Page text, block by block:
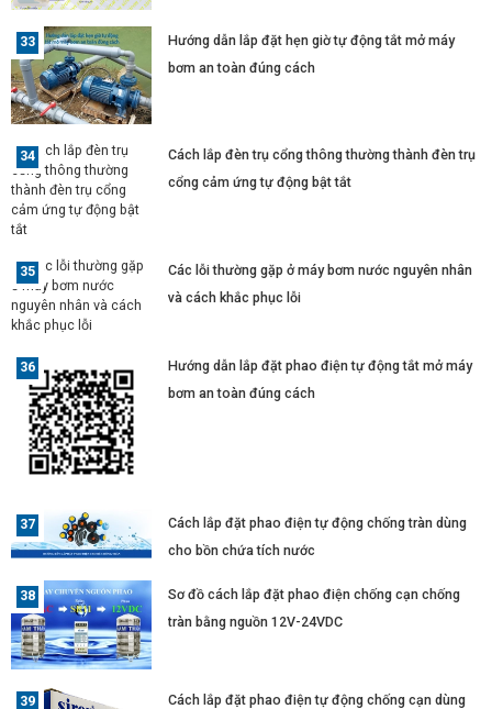
Hướng dẫn lắp đặt hẹn giờ tự động tắt mở máy
bơm an toàn đúng cách
Cách lắp đèn trụ cổng thông thường thành đèn trụ
cổng cảm ứng tự động bật tắt
Các lỗi thường gặp ở máy bơm nước nguyên nhân
và cách khắc phục lỗi
Hướng dẫn lắp đặt phao điện tự động tắt mở máy
bơm an toàn đúng cách
Cách lắp đặt phao điện tự động chống tràn dùng
cho bồn chứa tích nước
Sơ đồ cách lắp đặt phao điện chống cạn chống
tràn bằng nguồn 12V-24VDC
Cách lắp đặt phao điện tự động chống cạn dùng